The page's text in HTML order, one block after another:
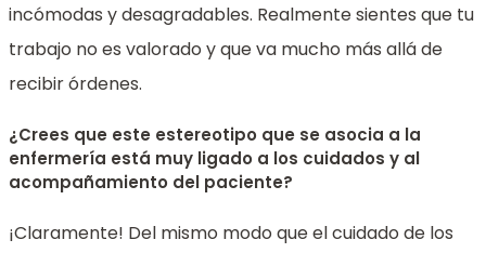
incómodas y desagradables. Realmente sientes que tu
trabajo no es valorado y que va mucho más allá de
recibir órdenes.
¿Crees que este estereotipo que se asocia a la
enfermería está muy ligado a los cuidados y al
acompañamiento del paciente?
¡Claramente! Del mismo modo que el cuidado de los